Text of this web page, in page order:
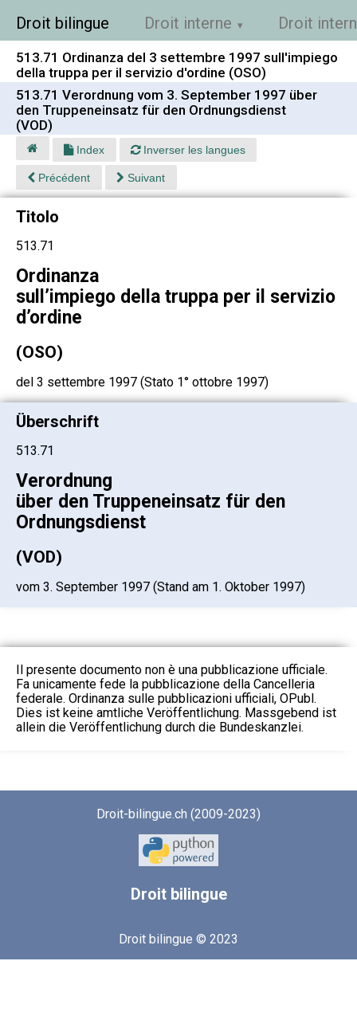
Droit bilingue Droit interne Droit
513.71 Ordinanza del 3 settembre 1997 sull'impiego
della truppa per il servizio d'ordine (OSO)
513.71 Verordnung vom 3. September 1997 über
den Truppeneinsatz für den Ordnungsdienst
(VOD)
Index Inverser les langues
Précédent Suivant
Titolo
513.71
Ordinanza
sull’impiego della truppa per il servizio
d’ordine
(OSO)
del 3 settembre 1997 (Stato 1° ottobre 1997)
Überschrift
513.71
Verordnung
über den Truppeneinsatz für den
Ordnungsdienst
(VOD)
vom 3. September 1997 (Stand am 1. Oktober 1997)
Il presente documento non è una pubblicazione ufficiale.
Fa unicamente fede la pubblicazione della Cancelleria
federale. Ordinanza sulle pubblicazioni ufficiali, OPubl.
Dies ist keine amtliche Veröffentlichung. Massgebend ist
allein die Veröffentlichung durch die Bundeskanzlei.
Droit-bilingue.ch (2009-2023)
Droitbilingue
Droit bilingue © 2023